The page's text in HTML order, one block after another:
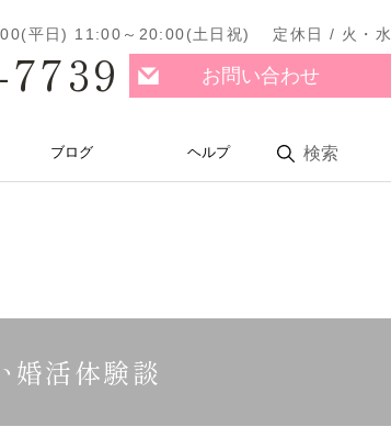
平日) 11:00～20:00(土日祝) 定休日 / 火・水
お問い合わせ
ブログ ヘルプ 検索
婚活体験談